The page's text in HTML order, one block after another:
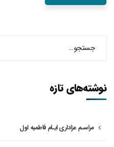
نوشته‌های تازه
مراسـم عزاداری ایـام فاطمیه اول